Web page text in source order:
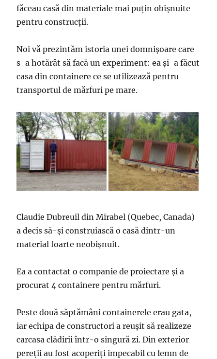
făceau casă din materiale mai puţin obişnuite
pentru construcţii.
Noi vă prezintăm istoria unei domnişoare care
s-a hotărât să facă un experiment: ea şi-a făcut
casa din containere ce se utilizează pentru
transportul de mărfuri pe mare.
Claudie Dubreuil din Mirabel (Quebec, Canada)
a decis să-şi construiască o casă dintr-un
material foarte neobişnuit.
Ea a contactat o companie de proiectare şi a
procurat 4 containere pentru mărfuri.
Peste două săptămâni containerele erau gata,
iar echipa de constructori a reuşit să realizeze
carcasa clădirii într-o singură zi. Din exterior
pereţii au fost acoperiţi impecabil cu lemn de